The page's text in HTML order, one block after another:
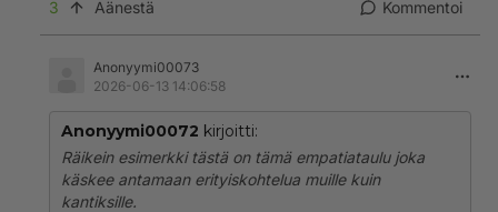
3 Äänestä Kommentoi
Anonyymi00073
2026-06-13 14:06:58
Anonyymi00072 kirjoitti:
Räikein esimerkki tästä on tämä empatiataulu joka
käskee antamaan erityiskohtelua muille kuin
kantiksille.